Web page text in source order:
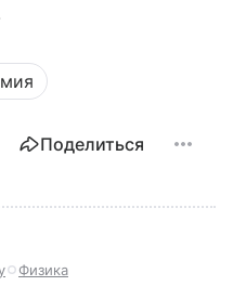
Поделиться
Физика